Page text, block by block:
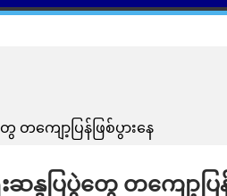
တကျော့ပြန်ဖြစ်ပွားနေ
ဒပြပွဲတွေ တကျော့ပြန်